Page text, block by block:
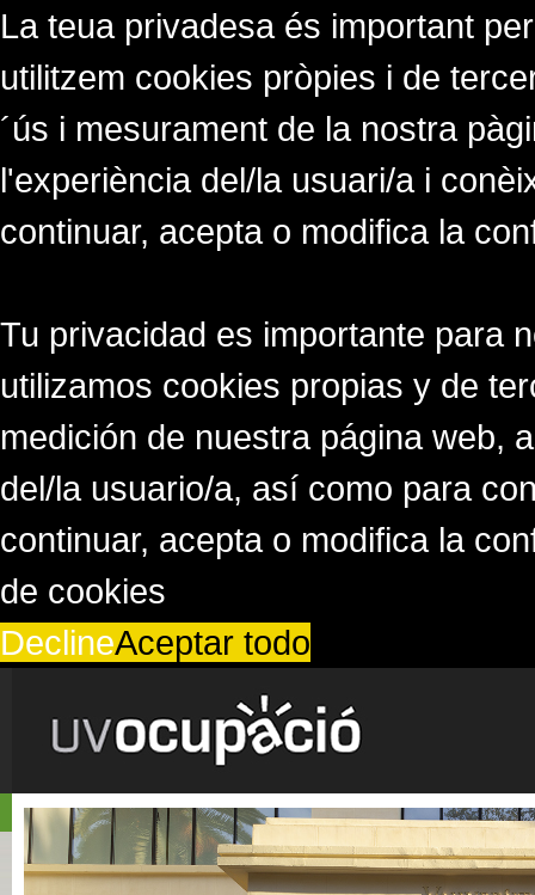
La teua privadesa és important
utilitzem cookies pròpies i de
´ús i mesurament de la nostra
l'experiència del/la usuari/a i
continuar, acepta o modifica la
Tu privacidad es importante para
utilizamos cookies propias y de
medición de nuestra página web,
del/la usuario/a, así como para
continuar, acepta o modifica la
de cookies
DeclineAceptar todo